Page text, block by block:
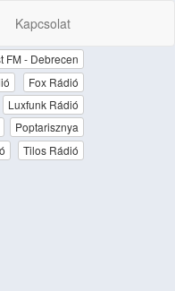
Kapcsolat
FM - Debrecen
Fox Rádió
Luxfunk Rádió
Poptarisznya
Tilos Rádió